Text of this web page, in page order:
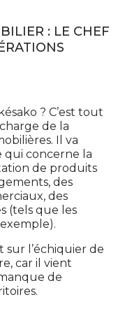
: LE CHEF
? C’est tout
de la
Il va
concerne la
de produits
des
des
(tels que les
sur l’échiquier de
car il vient
de